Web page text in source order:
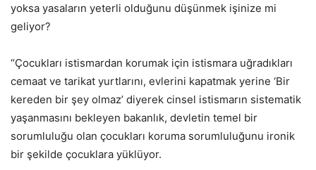
yoksa yasaların yeterli olduğunu düşünmek işinize mi
geliyor?
“Çocukları istismardan korumak için istismara uğradıkları
cemaat ve tarikat yurtlarını, evlerini kapatmak yerine ‘Bir
kereden bir şey olmaz’ diyerek cinsel istismarın sistematik
yaşanmasını bekleyen bakanlık, devletin temel bir
sorumluluğu olan çocukları koruma sorumluluğunu ironik
bir şekilde çocuklara yüklüyor.